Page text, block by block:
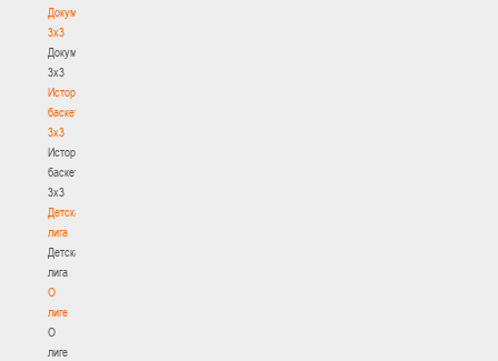
Документы
3х3
Документы
3х3
История
баскетбола
3х3
История
баскетбола
3х3
Детская
лига
Детская
лига
О
лиге
О
лиге